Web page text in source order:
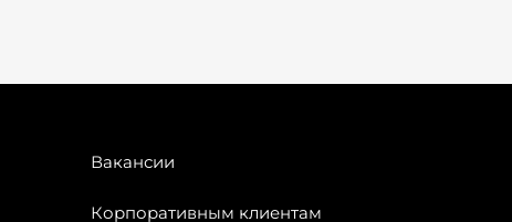
Вакансии
Корпоративным клиентам